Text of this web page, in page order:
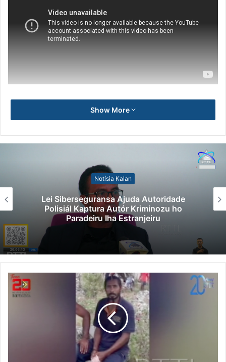
Show More
Notísia Kalan
Lei Siberseguransa Ajuda Autoridade
Polisiál Kaptura Autór Kriminozu ho
Paradeiru Iha Estranjeiru